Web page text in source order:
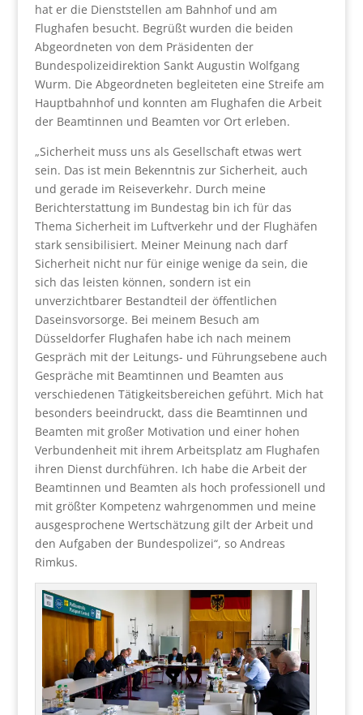
hat er die Dienststellen am Bahnhof und am
Flughafen besucht. Begrüßt wurden die beiden
Abgeordneten von dem Präsidenten der
Bundespolizeidirektion Sankt Augustin Wolfgang
Wurm. Die Abgeordneten begleiteten eine Streife am
Hauptbahnhof und konnten am Flughafen die Arbeit
der Beamtinnen und Beamten vor Ort erleben.
„Sicherheit muss uns als Gesellschaft etwas wert
sein. Das ist mein Bekenntnis zur Sicherheit, auch
und gerade im Reiseverkehr. Durch meine
Berichterstattung im Bundestag bin ich für das
Thema Sicherheit im Luftverkehr und der Flughäfen
stark sensibilisiert. Meiner Meinung nach darf
Sicherheit nicht nur für einige wenige da sein, die
sich das leisten können, sondern ist ein
unverzichtbarer Bestandteil der öffentlichen
Daseinsvorsorge. Bei meinem Besuch am
Düsseldorfer Flughafen habe ich nach meinem
Gespräch mit der Leitungs- und Führungsebene auch
Gespräche mit Beamtinnen und Beamten aus
verschiedenen Tätigkeitsbereichen geführt. Mich hat
besonders beeindruckt, dass die Beamtinnen und
Beamten mit großer Motivation und einer hohen
Verbundenheit mit ihrem Arbeitsplatz am Flughafen
ihren Dienst durchführen. Ich habe die Arbeit der
Beamtinnen und Beamten als hoch professionell und
mit größter Kompetenz wahrgenommen und meine
ausgesprochene Wertschätzung gilt der Arbeit und
den Aufgaben der Bundespolizei“, so Andreas
Rimkus.